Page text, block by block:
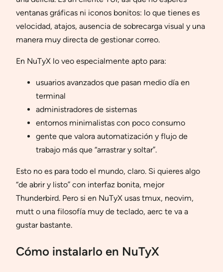
ventanas gráficas ni iconos bonitos: lo que tienes es
velocidad, atajos, ausencia de sobrecarga visual y una
manera muy directa de gestionar correo.
En NuTyX lo veo especialmente apto para:
usuarios avanzados que pasan medio día en
terminal
administradores de sistemas
entornos minimalistas con poco consumo
gente que valora automatización y flujo de
trabajo más que “arrastrar y soltar”.
Esto no es para todo el mundo, claro. Si quieres algo
“de abrir y listo” con interfaz bonita, mejor
Thunderbird. Pero si en NuTyX usas tmux, neovim,
mutt o una filosofía muy de teclado, aerc te va a
gustar bastante.
Cómo instalarlo en NuTyX